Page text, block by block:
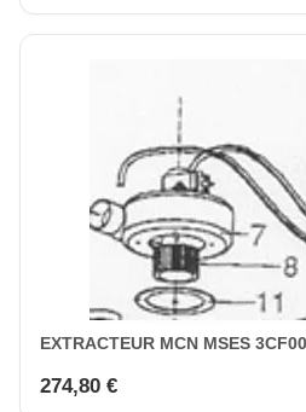
EXTRACTEUR MCN MSES
274,80 €